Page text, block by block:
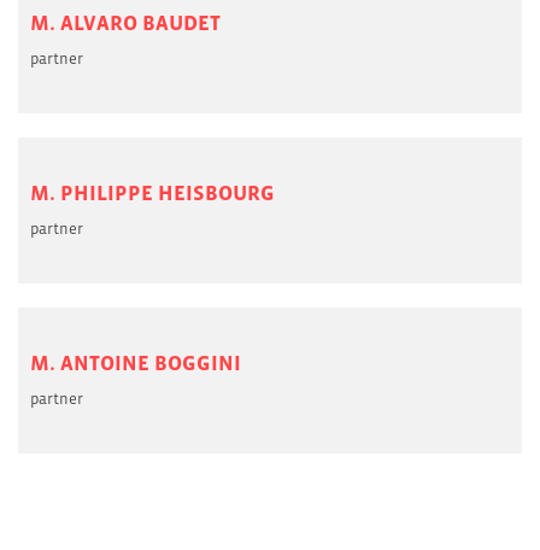
M. ALVARO BAUDET
partner
M. PHILIPPE HEISBOURG
partner
M. ANTOINE BOGGINI
partner